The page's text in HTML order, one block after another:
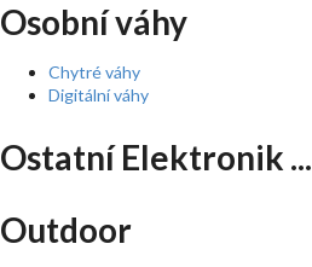
Osobní váhy
Chytré váhy
Digitální váhy
Ostatní Elektronik ...
Outdoor